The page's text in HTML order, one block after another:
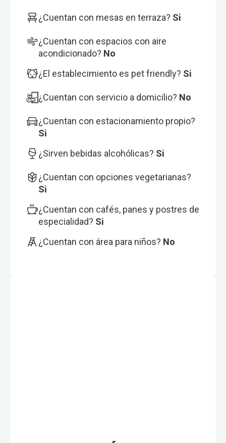
¿Cuentan con mesas en terraza? Si
¿Cuentan con espacios con aire
acondicionado? No
¿El establecimiento es pet friendly? Si
¿Cuentan con servicio a domicilio? No
¿Cuentan con estacionamiento propio?
Si
¿Sirven bebidas alcohólicas? Si
¿Cuentan con opciones vegetarianas?
Si
¿Cuentan con cafés, panes y postres de
especialidad? Si
¿Cuentan con área para niños? No